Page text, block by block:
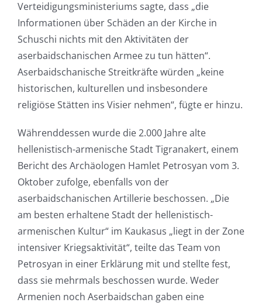
Verteidigungsministeriums sagte, dass „die
Informationen über Schäden an der Kirche in
Schuschi nichts mit den Aktivitäten der
aserbaidschanischen Armee zu tun hätten“.
Aserbaidschanische Streitkräfte würden „keine
historischen, kulturellen und insbesondere
religiöse Stätten ins Visier nehmen“, fügte er hinzu.
Währenddessen wurde die 2.000 Jahre alte
hellenistisch-armenische Stadt Tigranakert, einem
Bericht des Archäologen Hamlet Petrosyan vom 3.
Oktober zufolge, ebenfalls von der
aserbaidschanischen Artillerie beschossen. „Die
am besten erhaltene Stadt der hellenistisch-
armenischen Kultur“ im Kaukasus „liegt in der Zone
intensiver Kriegsaktivität“, teilte das Team von
Petrosyan in einer Erklärung mit und stellte fest,
dass sie mehrmals beschossen wurde. Weder
Armenien noch Aserbaidschan gaben eine